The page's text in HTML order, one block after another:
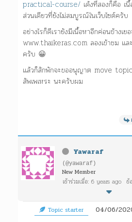
practical-course/ เด้งที่สองก็คือ เ
ส่วนเดียวที่ยังไม่สมบูรณ์ในเว็บไซต์ครับ
อย่างไรก็ดีเรายังมีเนื้อหาอีกค่อนข้างเย
www.thaikeras.com ลองเข้าชม แล
ครับ 😀
แล้วก็สักพักจะขออนุญาต move topic
สัพเพเหระ นะครับผม
Yawaraf
(@yawaraf)
New Member
เข้าร่วมเมื่อ: 6 years ago ข้
Topic starter 04/06/